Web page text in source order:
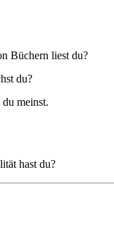
Büchern liest du?
du?
meinst.
hast du?